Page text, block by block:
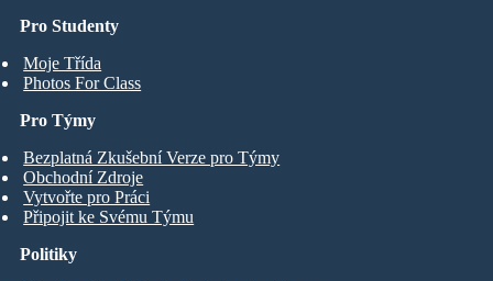
Pro Studenty
Moje Třída
Photos For Class
Pro Týmy
Bezplatná Zkušební Verze pro Týmy
Obchodní Zdroje
Vytvořte pro Práci
Připojit ke Svému Týmu
Politiky